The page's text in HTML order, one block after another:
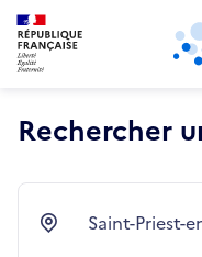
Aller au menu principal
Rechercher
Ville Saint-Priest-
Retour au début de la
Panneau de gestion des